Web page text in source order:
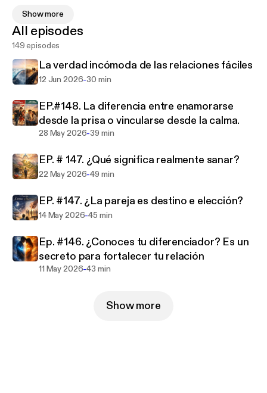
buena comunicación y sabiendo resolver conflictos
sin tenerles miedo. Consejos y herramientas para
que puedas mejorar tu relación o iniciar una relación
con una nueva pareja.
Show more
All episodes
149 episodes
La verdad incómoda de las relaciones fáciles
12 Jun 2026-30 min
EP.#148. La diferencia entre enamorarse
desde la prisa o vincularse desde la calma.
28 May 2026-39 min
EP. # 147. ¿Qué significa realmente sanar?
22 May 2026-49 min
EP. #147. ¿La pareja es destino e elección?
14 May 2026-45 min
Ep. #146. ¿Conoces tu diferenciador? Es un
secreto para fortalecer tu relación
11 May 2026-43 min
Show more